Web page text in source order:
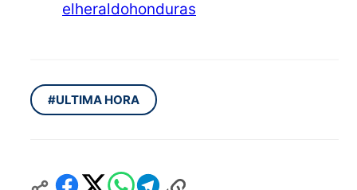
elheraldohonduras
#ULTIMA HORA